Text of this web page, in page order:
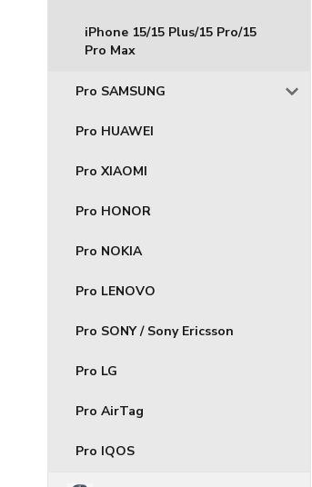
iPhone 15/15 Plus/15 Pro/15
Pro Max
Pro SAMSUNG
Pro HUAWEI
Pro XIAOMI
Pro HONOR
Pro NOKIA
Pro LENOVO
Pro SONY / Sony Ericsson
Pro LG
Pro AirTag
Pro IQOS